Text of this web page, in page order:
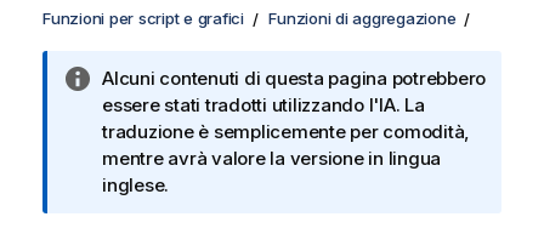
Funzioni per script e grafici
Funzioni di aggregazione
Alcuni contenuti di questa pagina potrebbero
essere stati tradotti utilizzando l'IA. La
traduzione è semplicemente per comodità,
mentre avrà valore la versione in lingua
inglese.